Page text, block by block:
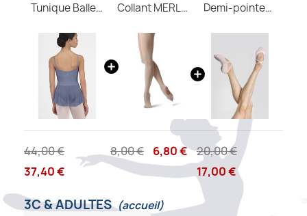
Tunique Ballerine WEAR MOI
44,00 €
37,40 €
Collant MERLET convertible adulte
8,00 € 6,80 €
Demi-pointes CERES M Wear Moi
20,00 €
17,00 €
3C & ADULTES (accueil)